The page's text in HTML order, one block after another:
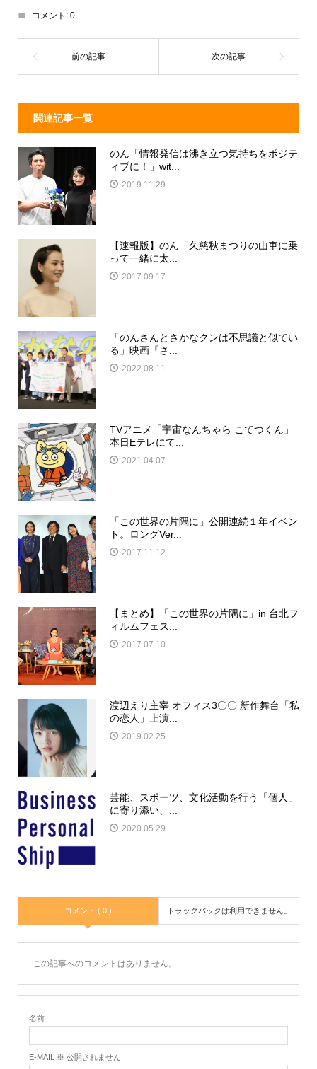
d
s
o
k
コメント: 0
関連記事一覧
のん「情報発信は沸き立つ気持ちをポジテ
ィブに！」wit...
2019.11.29
【速報版】のん「久慈秋まつりの山車に乗
って一緒に太...
2017.09.17
「のんさんとさかなクンは不思議と似てい
る」映画『さ...
2022.08.11
TVアニメ「宇宙なんちゃら こてつくん」
本日Eテレにて...
2021.04.07
「この世界の片隅に」公開連続１年イベン
ト。ロングVer...
2017.11.12
【まとめ】「この世界の片隅に」in 台北フ
ィルムフェス...
2017.07.10
渡辺えり主宰 オフィス3〇〇 新作舞台「私
の恋人」上演...
2019.02.25
芸能、スポーツ、文化活動を行う「個人」
に寄り添い、...
2020.05.29
コメント ( 0 ) トラックバックは利用できません。
この記事へのコメントはありません。
名前
E-MAIL ※ 公開されません